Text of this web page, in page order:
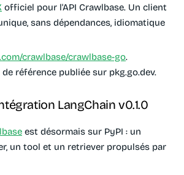
officiel pour l'API Crawlbase. Un client
sans dépendances, idiomatique
crawlbase/crawlbase-go.
référence publiée sur pkg.go.dev.
LangChain v0.1.0
est désormais sur PyPI : un
un tool et un retriever propulsés par